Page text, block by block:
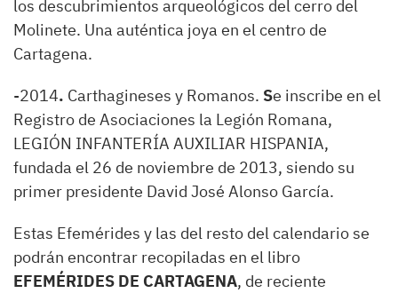
los descubrimientos arqueológicos del cerro del
Molinete. Una auténtica joya en el centro de
Cartagena.
-2014. Carthagineses y Romanos. Se inscribe en el
Registro de Asociaciones la Legión Romana,
LEGIÓN INFANTERÍA AUXILIAR HISPANIA,
fundada el 26 de noviembre de 2013, siendo su
primer presidente David José Alonso García.
Estas Efemérides y las del resto del calendario se
podrán encontrar recopiladas en el libro
EFEMÉRIDES DE CARTAGENA, de reciente